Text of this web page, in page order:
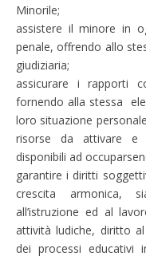
Minorile;
assistere il minore in
penale, offrendo allo
giudiziaria;
assicurare i rapporti
fornendo alla stessa
loro situazione
risorse da attivare e
disponibili ad
garantire i diritti
crescita armonica,
all’istruzione ed al
attività ludiche, diritto
dei processi